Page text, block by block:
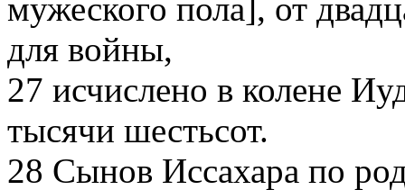
мужеского пола], от
для войны,
27 исчислено в колене
тысячи шестьсот.
28 Сынов Иссахара по